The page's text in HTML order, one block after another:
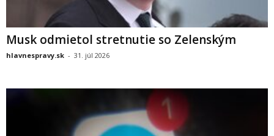
Musk odmietol stretnutie so Zelenským
hlavnespravy.sk - 31. júl 2026